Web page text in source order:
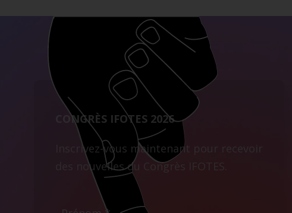
CONGRÈS IFOTES 2026
Inscrivez-vous maintenant pour recevoir
des nouvelles du Congrès IFOTES.